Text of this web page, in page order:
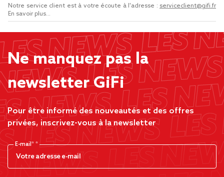
Notre service client est à votre écoute à l'adresse : serviceclient@gifi.fr
En savoir plus...
Ne manquez pas la
newsletter GiFi
Pour être informé des nouveautés et des offres
privées, inscrivez-vous à la newsletter
E-mail*